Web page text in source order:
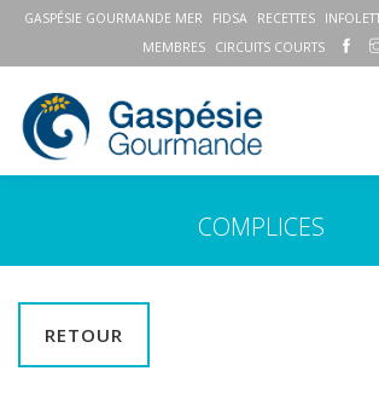
GASPÉSIE GOURMANDE MER FIDSA RECETTES
MEMBRES
CIRCUITS COURTS
COMPLICES
RETOUR